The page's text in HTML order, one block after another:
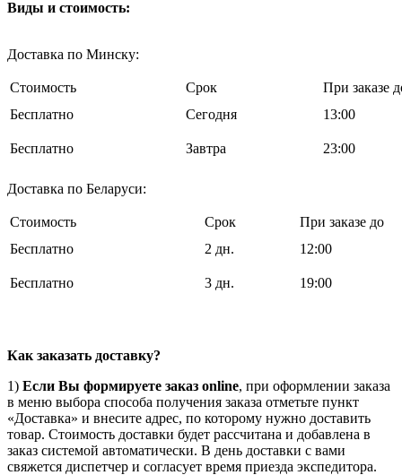
Виды и стоимость:
Доставка по Минску:
Стоимость Срок
При заказе
Бесплатно
Cегодня 13:00
Бесплатно Завтра 23:00
Доставка по Беларуси:
Стоимость Срок
При заказе до
Бесплатно
2 дн. 12:00
Бесплатно 3 дн. 19:00
Как заказать доставку?
1) Если Вы формируете заказ online, при оформлении заказа
в меню выбора способа получения заказа отметьте пункт
«Доставка» и внесите адрес, по которому нужно доставить
товар. Стоимость доставки будет рассчитана и добавлена в
заказ системой автоматически. В день доставки с вами
свяжется диспетчер и согласует время приезда экспедитора.